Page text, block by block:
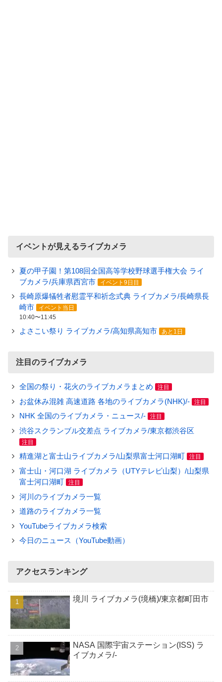
イベントが見えるライブカメラ
夏の甲子園！第108回全国高等学校野球選手権大会 ライ
ブカメラ/兵庫県西宮市
イベント9日目
長崎原爆犠牲者慰霊平和祈念式典 ライブカメラ/長崎県長
崎市
イベント当日
10:40〜11:45
よさこい祭り ライブカメラ/高知県高知市 あと1日
注目のライブカメラ
全国の祭り・花火のライブカメラまとめ 注目
お盆休み混雑 高速道路 各地のライブカメラ(NHK)/- 注目
NHK 全国のライブカメラ・ニュース/- 注目
渋谷スクランブル交差点 ライブカメラ/東京都渋谷区
注目
精進湖と富士山ライブカメラ/山梨県富士河口湖町 注目
富士山・河口湖 ライブカメラ（UTYテレビ山梨）/山梨県
富士河口湖町
注目
河川のライブカメラ一覧
道路のライブカメラ一覧
YouTubeライブカメラ検索
今日のニュース（YouTube動画）
アクセスランキング
境川 ライブカメラ(境橋)/東京都町田市
NASA 国際宇宙ステーション(ISS) ラ
イブカメラ/-